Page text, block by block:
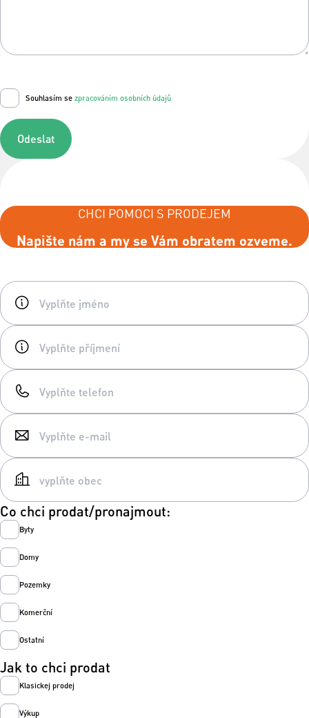
Souhlasím se zpracováním osobních údajů
Odeslat
CHCI POMOCI S PRODEJEM
Napište nám a my se Vám obratem ozveme.
Co chci prodat/pronajmout:
Byty
Domy
Pozemky
Komerční
Ostatní
Jak to chci prodat
Klasickej prodej
Výkup